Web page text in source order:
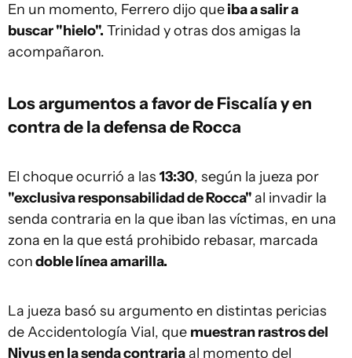
En un momento, Ferrero dijo queiba a salir a
buscar "hielo". Trinidad y otras dos amigas la
acompañaron.
Los argumentos a favor de Fiscalía y en
contra de la defensa de Rocca
El choque ocurrió a las 13:30, según la jueza por
"exclusiva responsabilidad de Rocca"al invadir la
senda contraria en la que iban las víctimas, en una
zona en la que está prohibido rebasar, marcada
condoble línea amarilla.
La jueza basó su argumento en distintas pericias
de Accidentología Vial, que muestran rastros del
Nivus en la senda contrariaal momento del